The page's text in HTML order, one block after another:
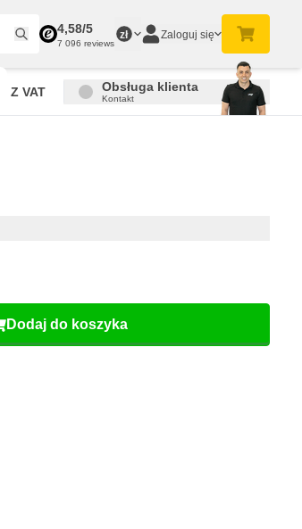
4,58/5
7 096 reviews
zł Zaloguj się
Z VAT Obsługa klienta
Kontakt
Dodaj do koszyka